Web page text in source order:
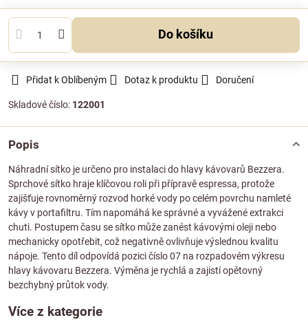
Do košíku
Přidat k Oblíbeným Dotaz k produktu Doručení
Skladové číslo: 122001
Popis
Náhradní sítko je určeno pro instalaci do hlavy kávovarů Bezzera.
Sprchové sítko hraje klíčovou roli při přípravě espressa, protože
zajišťuje rovnoměrný rozvod horké vody po celém povrchu namleté
kávy v portafiltru. Tím napomáhá ke správné a vyvážené extrakci
chuti. Postupem času se sítko může zanést kávovými oleji nebo
mechanicky opotřebit, což negativně ovlivňuje výslednou kvalitu
nápoje. Tento díl odpovídá pozici číslo 07 na rozpadovém výkresu
hlavy kávovaru Bezzera. Výměna je rychlá a zajistí opětovný
bezchybný průtok vody.
Více z kategorie